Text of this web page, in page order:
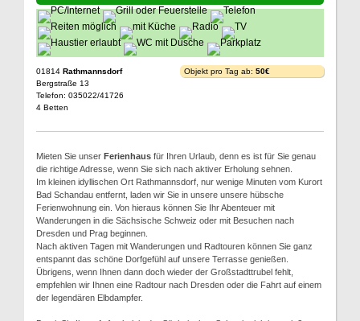
01814 Rathmannsdorf
Bergstraße 13
Telefon: 035022/41726
4 Betten
Objekt pro Tag ab: 50€
Mieten Sie unser Ferienhaus für Ihren Urlaub, denn es ist für Sie genau
die richtige Adresse, wenn Sie sich nach aktiver Erholung sehnen.
Im kleinen idyllischen Ort Rathmannsdorf, nur wenige Minuten vom Kurort
Bad Schandau entfernt, laden wir Sie in unsere unsere hübsche
Ferienwohnung ein. Von hieraus können Sie Ihr Abenteuer mit
Wanderungen in die Sächsische Schweiz oder mit Besuchen nach
Dresden und Prag beginnen.
Nach aktiven Tagen mit Wanderungen und Radtouren können Sie ganz
entspannt das schöne Dorfgefühl auf unsere Terrasse genießen.
Übrigens, wenn Ihnen dann doch wieder der Großstadttrubel fehlt,
empfehlen wir Ihnen eine Radtour nach Dresden oder die Fahrt auf einem
der legendären Elbdampfer.